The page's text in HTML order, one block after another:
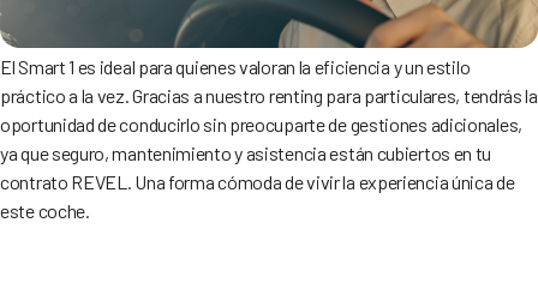
El Smart 1 es ideal para quienes valoran la eficiencia y un estilo
práctico a la vez. Gracias a nuestro renting para particulares, tendrás la
oportunidad de conducirlo sin preocuparte de gestiones adicionales,
ya que seguro, mantenimiento y asistencia están cubiertos en tu
contrato REVEL. Una forma cómoda de vivir la experiencia única de
este coche.